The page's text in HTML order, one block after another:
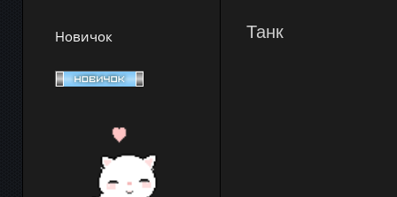
Новичок Танк